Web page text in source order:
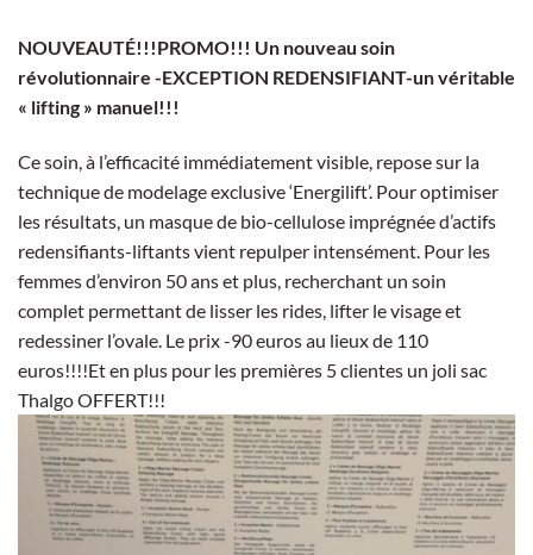
NOUVEAUTÉ!!!PROMO!!! Un nouveau soin
révolutionnaire -EXCEPTION REDENSIFIANT-un véritable
« lifting » manuel!!!
Ce soin, à l’efficacité immédiatement visible, repose sur la
technique de modelage exclusive ‘Energilift’. Pour optimiser
les résultats, un masque de bio-cellulose imprégnée d’actifs
redensifiants-liftants vient repulper intensément. Pour les
femmes d’environ 50 ans et plus, recherchant un soin
complet permettant de lisser les rides, lifter le visage et
redessiner l’ovale. Le prix -90 euros au lieux de 110
euros!!!!Et en plus pour les premières 5 clientes un joli sac
Thalgo OFFERT!!!